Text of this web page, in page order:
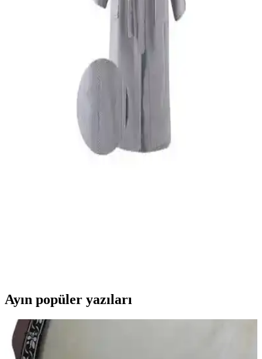
Philippus Bukle Kutulu ve Rasersa Pamuklu Kadife
Kapüşonlu Bornoz Karşılaştırması: Hangi Model
Bu karşılaştırma, Philippus Bukle Kutulu ve Rasersa Pamuklu
Kadife bornozlarının özelliklerini detaylı inceleyerek, kullanım
avantajları ve kullanıcı yorumlarıyla en uygun seçimi yapmanıza
Özdilek Dory Pudra Krem ve Point Happy Aile
Bornoz Setleri Karşılaştırması
Ayın popüler yazıları